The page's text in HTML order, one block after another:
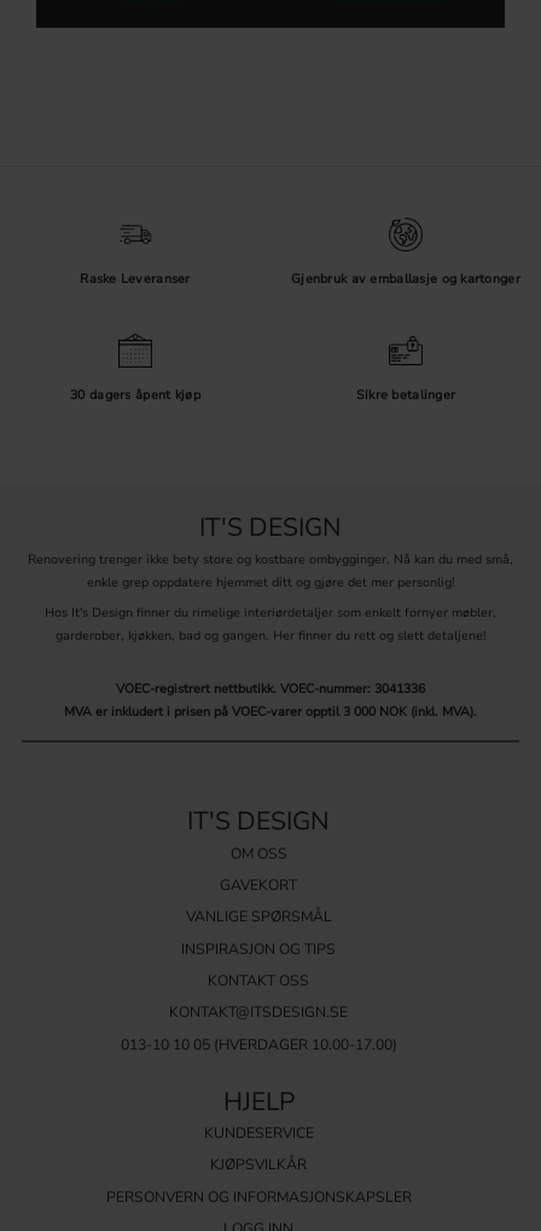
Raske Leveranser Gjenbruk av emballasje og kartonger
30 dagers åpent kjøp Sikre betalinger
IT'S DESIGN
Renovering trenger ikke bety store og kostbare ombygginger. Nå kan du med små,
enkle grep oppdatere hjemmet ditt og gjøre det mer personlig!
Hos It's Design finner du rimelige interiørdetaljer som enkelt fornyer møbler,
garderober, kjøkken, bad og gangen. Her finner du rett og slett detaljene!
VOEC-registrert nettbutikk. VOEC-nummer: 3041336
MVA er inkludert i prisen på VOEC-varer opptil 3 000 NOK (inkl. MVA).
IT'S DESIGN
OM OSS
GAVEKORT
VANLIGE SPØRSMÅL
INSPIRASJON OG TIPS
KONTAKT OSS
KONTAKT@ITSDESIGN.SE
013-10 10 05(HVERDAGER 10.00-17.00)
HJELP
KUNDESERVICE
KJØPSVILKÅR
PERSONVERN OG INFORMASJONSKAPSLER